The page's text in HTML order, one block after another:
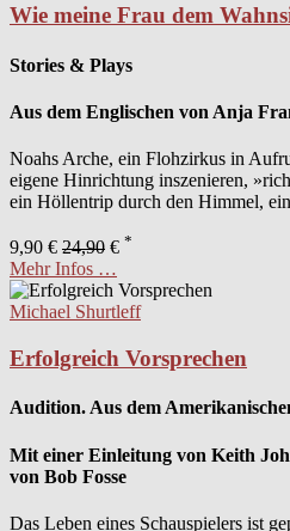
Wie meine Frau dem
Stories & Plays
Aus dem Englischen von Anja
Noahs Arche, ein Flohzirkus in
eigene Hinrichtung inszenieren,
ein Höllentrip durch den Himmel,
9,90 € 24,90 € *
Mehr Infos …
Michael Shurtleff
Erfolgreich Vorsprechen
Audition. Aus dem
Mit einer Einleitung von Keith
von Bob Fosse
Das Leben eines Schauspielers ist